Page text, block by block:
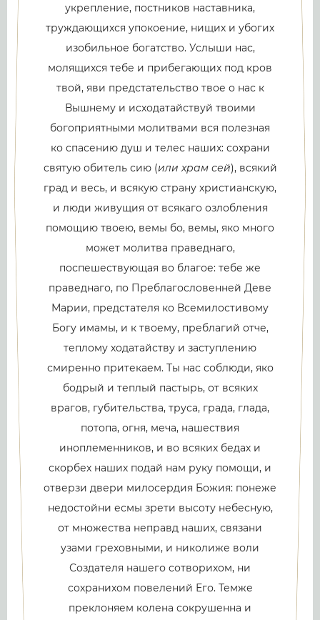
укрепление, постников наставника,
труждающихся упокоение, нищих и убогих
изобильное богатство. Услыши нас,
молящихся тебе и прибегающих под кров
твой, яви предстательство твое о нас к
Вышнему и исходатайствуй твоими
богоприятными молитвами вся полезная
ко спасению душ и телес наших: сохрани
святую обитель сию (или храм сей), всякий
град и весь, и всякую страну христианскую,
и люди живущия от всякаго озлобления
помощию твоею, вемы бо, вемы, яко много
может молитва праведнаго,
поспешествующая во благое: тебе же
праведнаго, по Преблагословенней Деве
Марии, предстателя ко Всемилостивому
Богу имамы, и к твоему, преблагий отче,
теплому ходатайству и заступлению
смиренно притекаем. Ты нас соблюди, яко
бодрый и теплый пастырь, от всяких
врагов, губительства, труса, града, глада,
потопа, огня, меча, нашествия
иноплеменников, и во всяких бедах и
скорбех наших подай нам руку помощи, и
отверзи двери милосердия Божия: понеже
недостойни есмы зрети высоту небесную,
от множества неправд наших, связани
узами греховными, и николиже воли
Создателя нашего сотворихом, ни
сохранихом повелений Его. Темже
преклоняем колена сокрушенна и